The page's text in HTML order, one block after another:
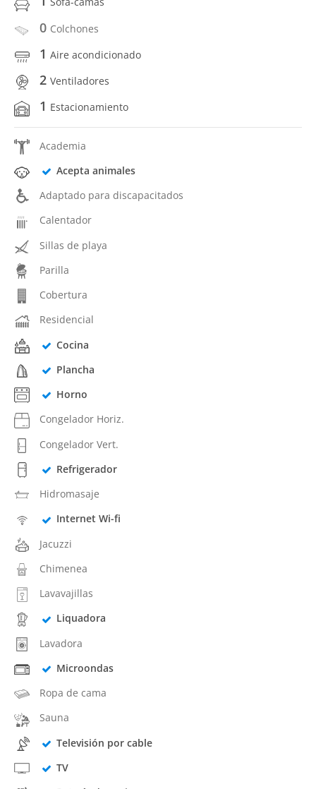
0 Colchones
1 Aire acondicionado
2 Ventiladores
1 Estacionamiento
Academia
Acepta animales
Adaptado para discapacitados
Calentador
Sillas de playa
Parilla
Cobertura
Residencial
Cocina
Plancha
Horno
Congelador Horiz.
Congelador Vert.
Refrigerador
Hidromasaje
Internet Wi-fi
Jacuzzi
Chimenea
Lavavajillas
Liquadora
Lavadora
Microondas
Ropa de cama
Sauna
Televisión por cable
TV